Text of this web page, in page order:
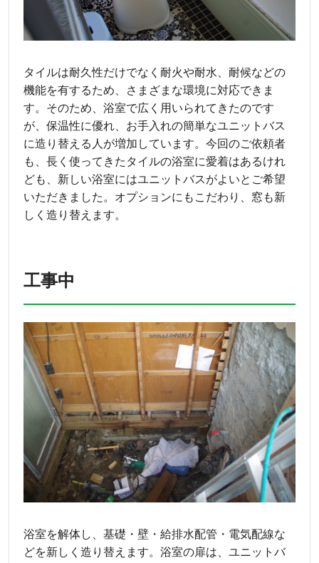
タイルは耐久性だけでなく耐火や耐水、耐候などの
機能を有するため、さまざまな環境に対応できま
す。そのため、浴室で広く用いられてきたのです
が、保温性に優れ、お手入れの簡単なユニットバス
に造り替える人が増加しています。今回のご依頼者
も、長く使ってきたタイルの浴室に愛着はあるけれ
ども、新しい浴室にはユニットバスがよいとご希望
いただきました。オプションにもこだわり、窓も新
しく造り替えます。
工事中
浴室を解体し、基礎・壁・給排水配管・電気配線な
どを新しく造り替えます。浴室の扉は、ユニットバ